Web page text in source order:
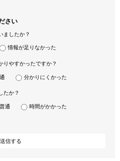
さい
ましたか？
情報が足りなかった
りやすかったですか？
分かりにくかった
たか？
普通 時間がかかった